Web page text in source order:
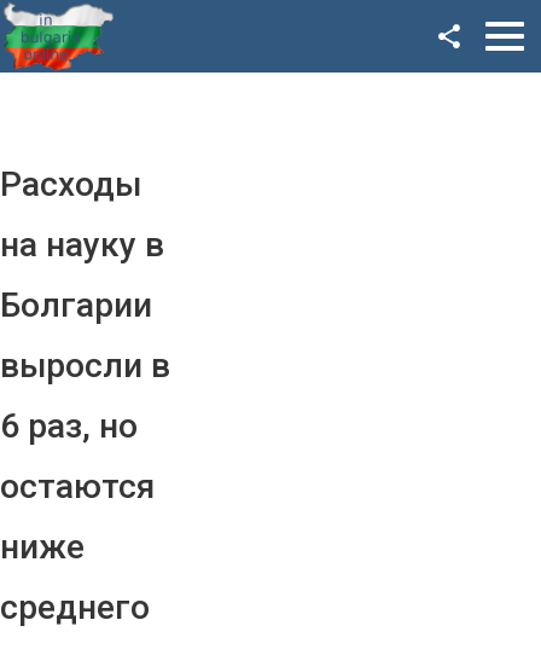
Расходы
на науку в
Болгарии
выросли в
6 раз, но
остаются
ниже
среднего